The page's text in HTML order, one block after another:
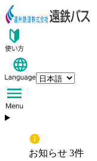
お知らせ 3件